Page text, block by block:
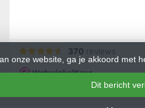
onze website, ga je akkoord met
Dit bericht